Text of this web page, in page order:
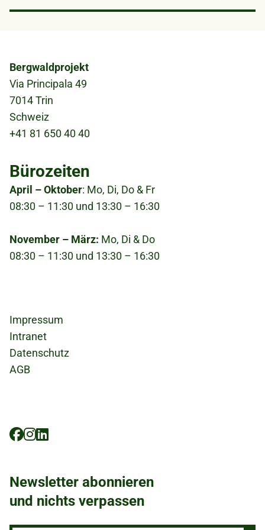
Schlafsack
melde dich bei der Projektleitung, falls du
Bergwaldprojektfahrzeugen vom Treffpunkt
Abreise: Samstag, 11:00 Uhr ab Treffpunkt.
Bergwaldprojekt
Via Principala 49
7014 Trin
Schweiz
+41 81 650 40 40
Bürozeiten
April – Oktober: Mo, Di, Do & Fr
08:30 – 11:30 und 13:30 – 16:30
November – März: Mo, Di & Do
08:30 – 11:30 und 13:30 – 16:30
Impressum
Intranet
Datenschutz
AGB
Icons
Newsletter abonnieren
und nichts verpassen